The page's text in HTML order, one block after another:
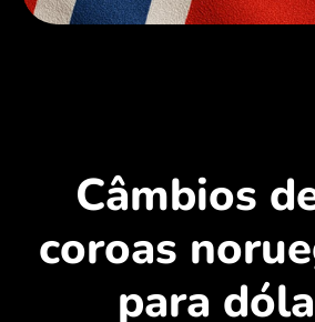
Câmbios
coroas
para